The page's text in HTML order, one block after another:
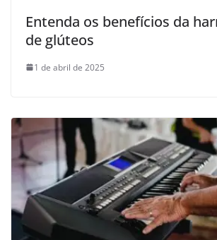
Entenda os benefícios da
de glúteos
1 de abril de 2025